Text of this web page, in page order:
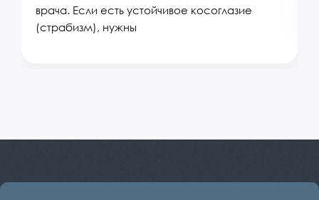
врача. Если есть устойчивое косоглазие
(страбизм), нужны